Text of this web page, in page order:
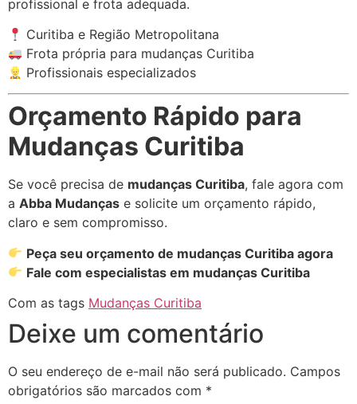
profissional e frota adequada.
Curitiba e Região Metropolitana
Frota própria para mudanças Curitiba
Profissionais especializados
Orçamento Rápido para
Mudanças Curitiba
Se você precisa de mudanças Curitiba, fale agora com
a Abba Mudanças e solicite um orçamento rápido,
claro e sem compromisso.
Peça seu orçamento de mudanças Curitiba agora
Fale com especialistas em mudanças Curitiba
Com as tags Mudanças Curitiba
Deixe um comentário
O seu endereço de e-mail não será publicado. Campos
obrigatórios são marcados com *